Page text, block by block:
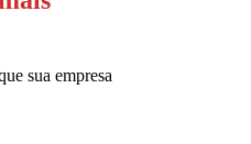
sua empresa